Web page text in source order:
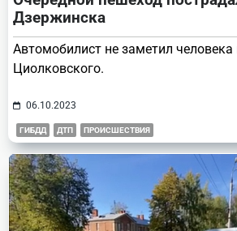
Дзержинска
Автомобилист не заметил человека
Циолковского.
06.10.2023
ГИБДД ДТП ПРОИСШЕСТВИЯ